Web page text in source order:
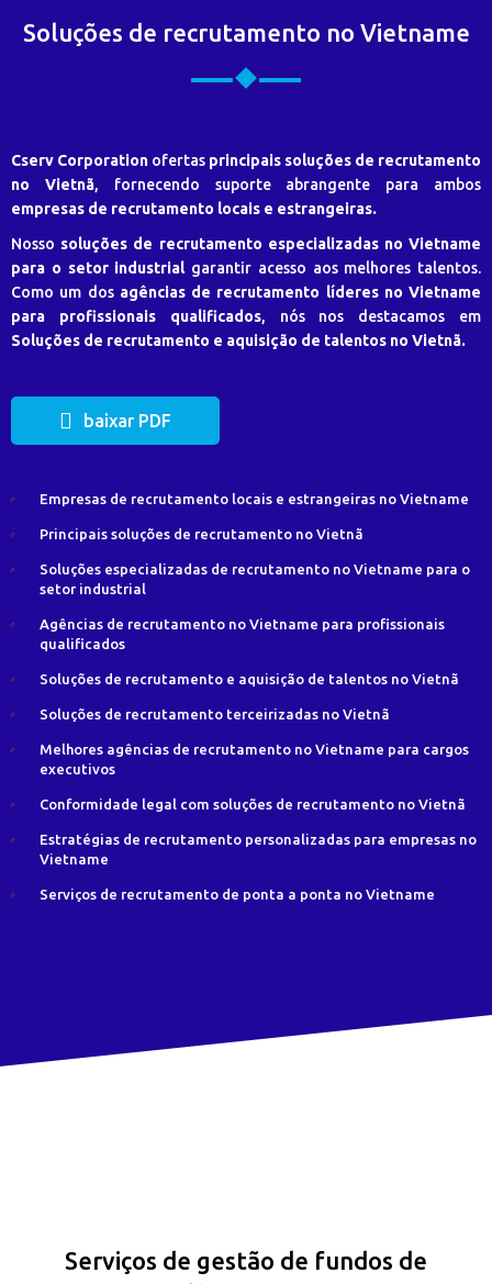
Soluções de recrutamento no Vietname
Cserv Corporation ofertas principais soluções de recrutamento
no Vietnã, fornecendo suporte abrangente para ambos
empresas de recrutamento locais e estrangeiras.
Nosso soluções de recrutamento especializadas no Vietname
para o setor industrialgarantir acesso aos melhores talentos.
Como um dos agências de recrutamento líderes no Vietname
para profissionais qualificados, nós nos destacamos em
Soluções de recrutamento e aquisição de talentos no Vietnã.
baixar PDF
Empresas de recrutamento locais e estrangeiras no Vietname
Principais soluções de recrutamento no Vietnã
Soluções especializadas de recrutamento no Vietname para o
setor industrial
Agências de recrutamento no Vietname para profissionais
qualificados
Soluções de recrutamento e aquisição de talentos no Vietnã
Soluções de recrutamento terceirizadas no Vietnã
Melhores agências de recrutamento no Vietname para cargos
executivos
Conformidade legal com soluções de recrutamento no Vietnã
Estratégias de recrutamento personalizadas para empresas no
Vietname
Serviços de recrutamento de ponta a ponta no Vietname
Serviços de gestão de fundos de